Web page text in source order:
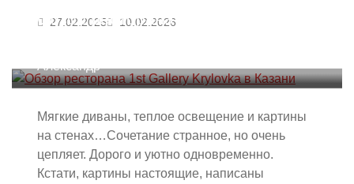
27.02.2025 10.02.2026
Обзор ресторана 1st Gallery
Александр
Мягкие диваны, теплое освещение и картины
на стенах…Сочетание странное, но очень
цепляет. Дорого и уютно одновременно.
Кстати, картины настоящие, написаны